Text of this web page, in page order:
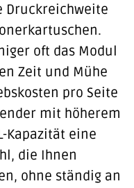
Druckreichweite
oft das Modul
Zeit und Mühe
pro Seite
mit höherem
Kapazität eine
die Ihnen
ohne ständig an